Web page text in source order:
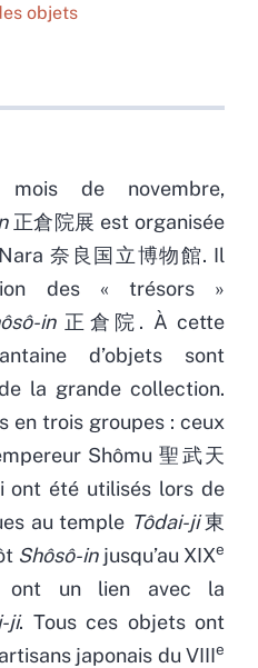
objets
mois de novembre,
正倉院展 est organisée
奈良国立博物館. Il
des « trésors »
in正倉院. À cette
d’objets sont
la grande collection.
en trois groupes : ceux
Shômu 聖武天
ont été utilisés lors de
au temple Tôdai-ji東
Shôsô-injusqu’au XIXe
ont un lien avec la
ji. Tous ces objets ont
japonais du VIIIe